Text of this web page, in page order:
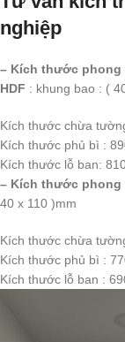
nghiệp
– Kích thước phong
HDF : khung bao : (
Kích thước chừa
Kích thước phủ bì :
Kích thước lỗ ban:
– Kích thước phong
40 x 110 )mm
Kích thước chừa
Kích thước phủ bì :
Kích thước lỗ ban :